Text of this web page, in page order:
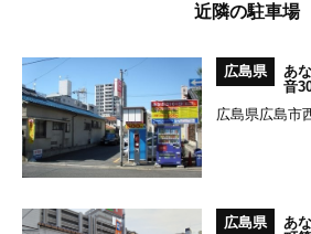
近隣の駐車場
広島県
あ
音
広島県広島市
広島県
あ